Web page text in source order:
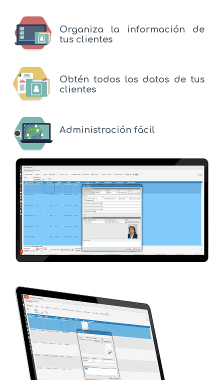
Organiza la información de
tus clientes
Obtén todos los datos de tus
clientes
Administración fácil